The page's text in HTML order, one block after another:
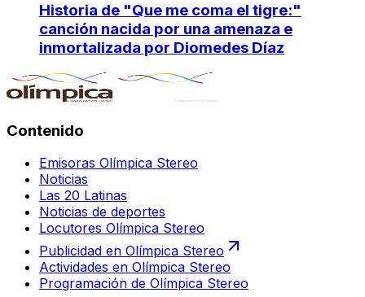
Historia de "Que me coma el tigre:"
canción nacida por una amenaza e
inmortalizada por Diomedes Díaz
Contenido
Emisoras Olímpica Stereo
Noticias
Las 20 Latinas
Noticias de deportes
Locutores Olímpica Stereo
Publicidad en Olímpica Stereo
Actividades en Olímpica Stereo
Programación de Olímpica Stereo